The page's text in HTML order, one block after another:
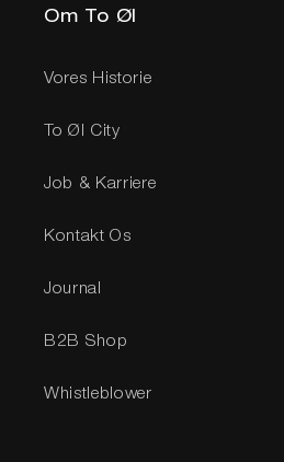
Om To Øl
Vores Historie
To Øl City
Job & Karriere
Kontakt Os
Journal
B2B Shop
Whistleblower